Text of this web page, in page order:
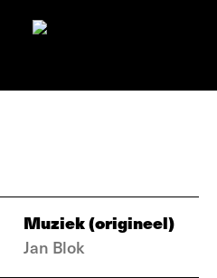
Muziek (origineel)
Jan Blok